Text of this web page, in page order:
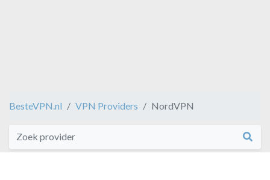
BesteVPN.nl VPN Providers NordVPN